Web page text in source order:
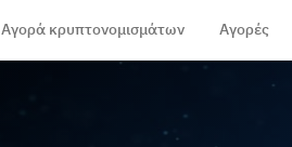
Αγορά κρυπτονομισμάτων Αγορές